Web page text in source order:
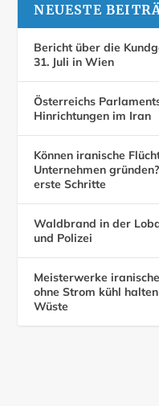
NEUESTE
Bericht über die
31. Juli in Wien
Österreichs
Hinrichtungen im Iran
Können iranische
Unternehmen
erste Schritte
Waldbrand in der
und Polizei
Meisterwerke
ohne Strom kühl
Wüste